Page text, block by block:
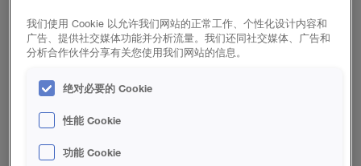
低气味，不吸湿、无冻融、有效寿命长， 喷涂无死角、
一体化、杜绝了冷桥，阻燃等级达到标准GB8624 中的
库，
-18°C~-25°C
领域的保温。 HBS喷涂聚氨酯助力中国冷链行业发展，
打破地域限制，提供了从原产地到家庭食物保鲜的解决
方案。
我们使用 Cookie 以允许我们网站的正常工作、个性化设计内容和
广告、提供社交媒体功能并分析流量。我们还同社交媒体、广告和
分析合作伙伴分享有关您使用我们网站的信息。
绝对必要的 Cookie
性能 Cookie
功能 Cookie